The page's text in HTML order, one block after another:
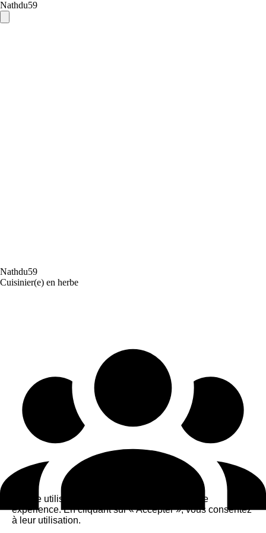
Nathdu59
Nathdu59
Cuisinier(e) en herbe
Ce site utilise des cookies pour améliorer votre
expérience. En cliquant sur « Accepter », vous consentez
à leur utilisation.